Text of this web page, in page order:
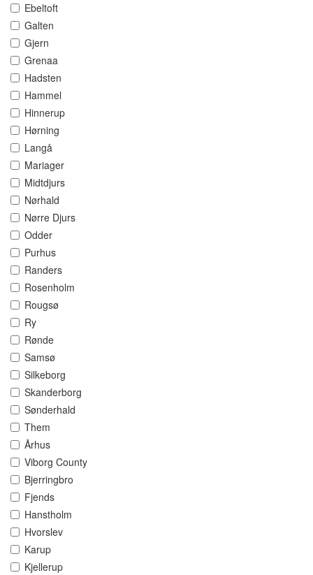
Ebeltoft
Galten
Gjern
Grenaa
Hadsten
Hammel
Hinnerup
Hørning
Langå
Mariager
Midtdjurs
Nørhald
Nørre Djurs
Odder
Purhus
Randers
Rosenholm
Rougsø
Ry
Rønde
Samsø
Silkeborg
Skanderborg
Sønderhald
Them
Århus
Viborg County
Bjerringbro
Fjends
Hanstholm
Hvorslev
Karup
Kjellerup